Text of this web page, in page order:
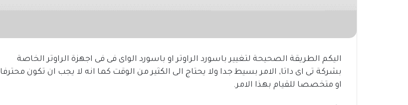
اليكم الطريقة الصحيحة لتغيير باسورد الراوتر او باسورد الواى فى فى اجهزة الراوتر الخاصة
بشركة تى اى داتا, الامر بسيط جدا ولا يحتاج الى الكثير من الوقت كما انه لا يجب ان تكون محترفا
او متخصصا للقيام بهذا الامر.